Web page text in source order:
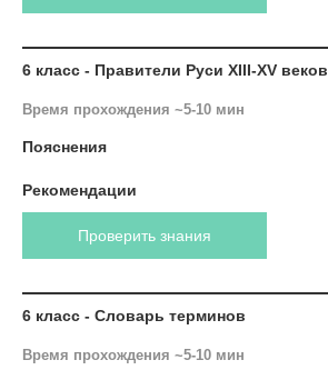
6 класс - Правители Руси XIII-XV веков
Время прохождения ~5-10 мин
Пояснения
Рекомендации
Проверить знания
6 класс - Словарь терминов
Время прохождения ~5-10 мин